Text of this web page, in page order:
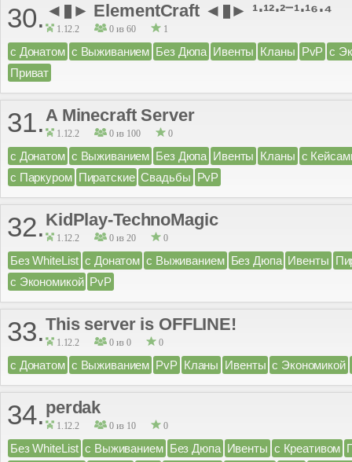
30. ◄▮► ElementCraft ◄▮► ¹⋅¹²⋅²⁻¹⋅¹⁶⋅⁴
1.12.2 0 из 60 1
с Донатом с Выживанием Без Дюпа Ивенты Кланы PvP с
Приват
31.A Minecraft Server
1.12.2 0 из 100 0
с Донатом с Выживанием Без Дюпа Ивенты Кланы с
с Паркуром Пиратские Свадьбы PvP
32. KidPlay-TechnoMagic
1.12.2 0 из 20 0
Без WhiteList с Донатом с Выживанием Без Дюпа Ивенты
с Экономикой PvP
33.This server is OFFLINE!
1.12.2 0 из 0 0
с Донатом с Выживанием PvP Кланы Ивенты с Экономикой
34. perdak
1.12.2 0 из 10 0
Без WhiteList с Выживанием Без Дюпа Ивенты с Креативом